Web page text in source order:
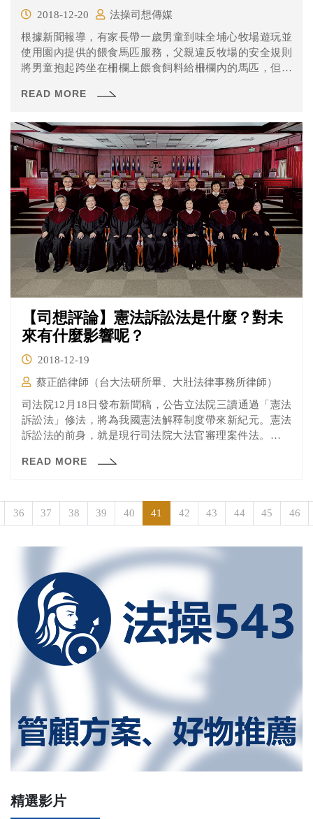
2018-12-20
法操司想傳媒
根據新聞報導，有家長帶一歲男童到味全埔心牧場遊玩並
使用園內提供的餵食馬匹服務，父親違反牧場的安全規則
將男童抱起跨坐在柵欄上餵食飼料給柵欄內的馬匹，但一
訴訟，台北地方法院認為雙方都必須負擔部份過失，判決
READ MORE
【司想評論】憲法訴訟法是什麼？對未
來有什麼影響呢？
2018-12-19
蔡正皓律師（台大法研所畢、大壯法律事務所律師）
司法院12月18日發布新聞稿，公告立法院三讀通過「憲法
訴訟法」修法，將為我國憲法解釋制度帶來新紀元。憲法
訴訟法的前身，就是現行司法院大法官審理案件法。憲法
設定3年後施行，綜觀其條文，確實對現行釋憲制度有不少
READ MORE
36 37 38 39 40 41 42 43 44 45 46
精選影片